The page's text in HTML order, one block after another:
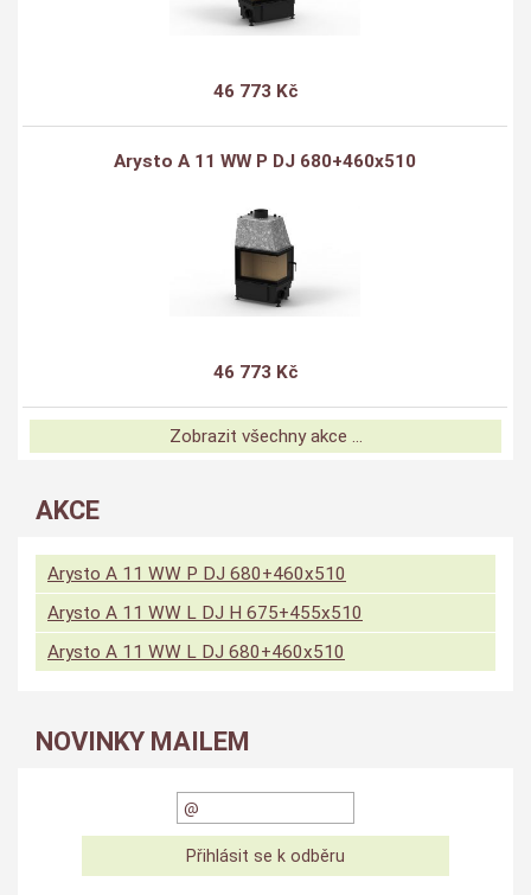
46 773 Kč
Arysto A 11 WW P DJ 680+460x510
46 773 Kč
Zobrazit všechny akce ...
AKCE
Arysto A 11 WW P DJ 680+460x510
Arysto A 11 WW L DJ H 675+455x510
Arysto A 11 WW L DJ 680+460x510
NOVINKY MAILEM